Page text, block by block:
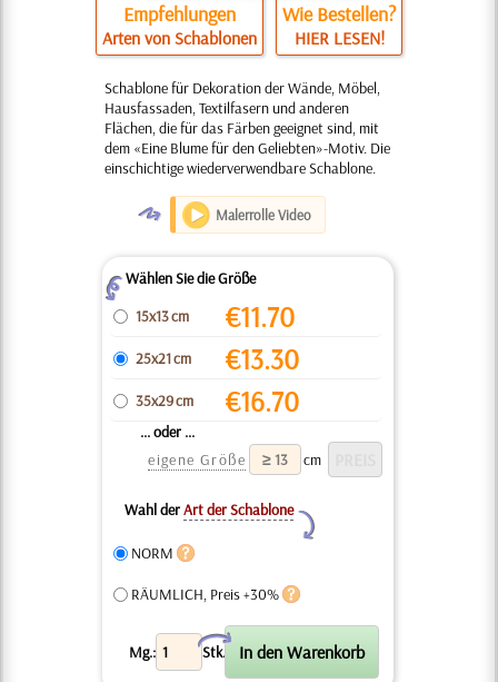
Empfehlungen
Arten von Schablonen
Wie Bestellen?
HIER LESEN!
Schablone für Dekoration der Wände, Möbel,
Hausfassaden, Textilfasern und anderen
Flächen, die für das Färben geeignet sind, mit
dem «Eine Blume für den Geliebten»-Motiv. Die
einschichtige wiederverwendbare Schablone.
O Malerrolle Video
ZWählen Sie die Größe
15x13 cm
€11.70
25x21 cm €13.30
35x29 cm €16.70
... oder ...
eigene Größe
cm
Wahl derArt der Schablone
Y
NORM
RÄUMLICH, Preis +30%
Mg.: Stk.
X